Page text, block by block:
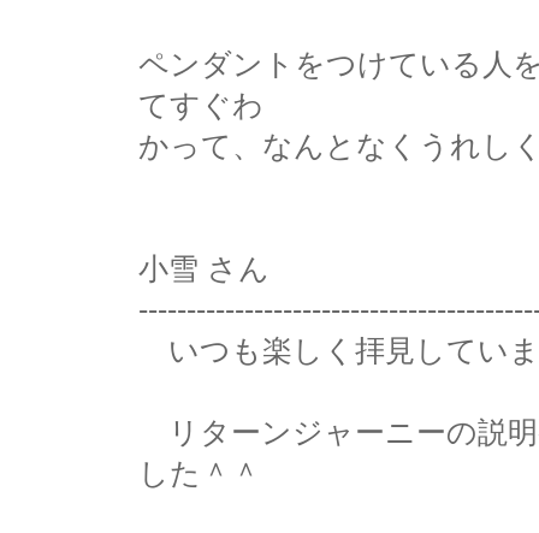
ペンダントをつけている人
てすぐわ
かって、なんとなくうれし
小雪 さん
いつも楽しく拝見してい
リターンジャーニーの説
した＾＾